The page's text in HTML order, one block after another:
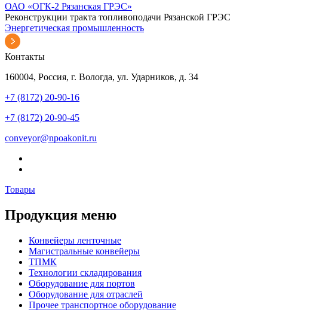
ОАО «ОГК-2 Рязанская ГРЭС»
Реконструкции тракта топливоподачи Рязанской ГРЭС
Энергетическая промышленность
Контакты
160004, Россия, г. Вологда, ул. Ударников, д. 34
+7 (8172) 20-90-16
+7 (8172) 20-90-45
conveyor@npoakonit.ru
Товары
Продукция меню
Конвейеры ленточные
Магистральные конвейеры
ТПМК
Технологии складирования
Оборудование для портов
Оборудование для отраслей
Прочее транспортное оборудование